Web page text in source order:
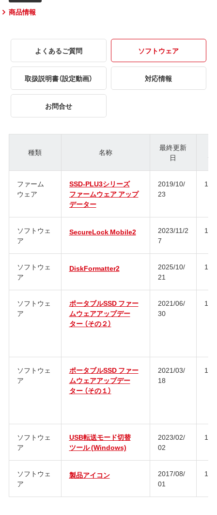
商品情報
よくあるご質問 ソフトウェア
取扱説明書（設定動画） 対応情報
お問合せ
種類 名称
最終更新
日
ジ
ファーム
ウェア
SSD-PLU3シリーズ
ファームウェア アップ
データー
2019/10/
23
ソフトウェ
ア
SecureLock Mobile2
2023/11/2
7
1.11
ソフトウェ
ア
DiskFormatter2
2025/10/
21
ソフトウェ
ア
ポータブルSSD ファー
ムウェアアップデー
ター （その２）
2021/06/
30
ソフトウェ
ア
ポータブルSSD ファー
ムウェアアップデー
ター （その１）
2021/03/
18
ソフトウェ
ア
USB転送モード切替
ツール (Windows)
2023/02/
02
ソフトウェ
ア
製品アイコン
2017/08/
01